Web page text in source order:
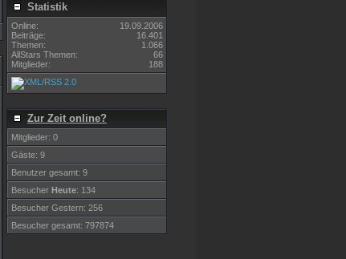
Statistik
Online:
19.09.2006
Beiträge:
16.401
Themen:
1.066
AllStars Themen:
66
Mitglieder:
188
Zur Zeit online?
Mitglieder: 0
Gäste: 9
Benutzer gesamt: 9
Besucher Heute: 134
Besucher Gestern: 256
Besucher gesamt: 797874